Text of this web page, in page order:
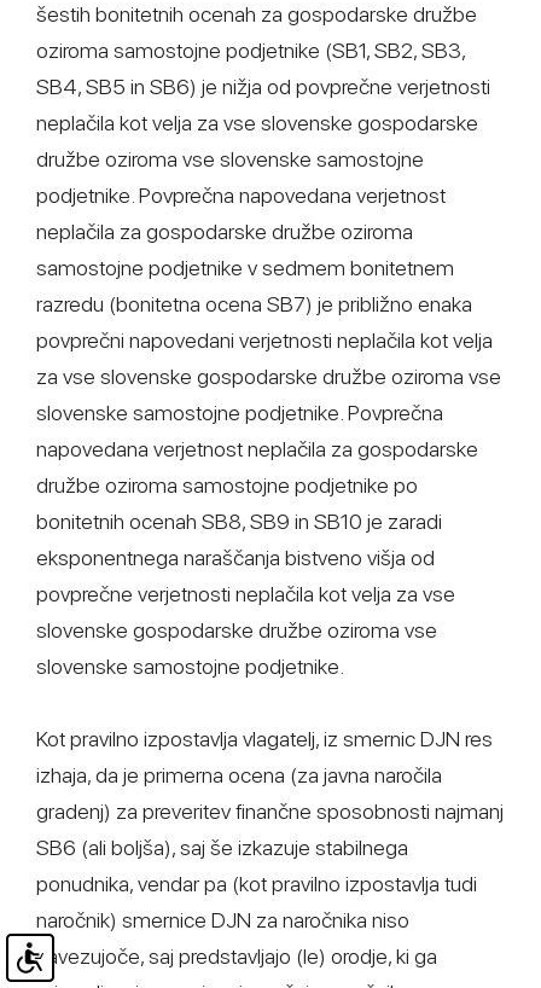
šestih bonitetnih ocenah za gospodarske družbe
oziroma samostojne podjetnike (SB1, SB2, SB3,
SB4, SB5 in SB6) je nižja od povprečne verjetnosti
neplačila kot velja za vse slovenske gospodarske
družbe oziroma vse slovenske samostojne
podjetnike. Povprečna napovedana verjetnost
neplačila za gospodarske družbe oziroma
samostojne podjetnike v sedmem bonitetnem
razredu (bonitetna ocena SB7) je približno enaka
povprečni napovedani verjetnosti neplačila kot velja
za vse slovenske gospodarske družbe oziroma vse
slovenske samostojne podjetnike. Povprečna
napovedana verjetnost neplačila za gospodarske
družbe oziroma samostojne podjetnike po
bonitetnih ocenah SB8, SB9 in SB10 je zaradi
eksponentnega naraščanja bistveno višja od
povprečne verjetnosti neplačila kot velja za vse
slovenske gospodarske družbe oziroma vse
slovenske samostojne podjetnike.
Kot pravilno izpostavlja vlagatelj, iz smernic DJN res
izhaja, da je primerna ocena (za javna naročila
gradenj) za preveritev finančne sposobnosti najmanj
SB6 (ali boljša), saj še izkazuje stabilnega
ponudnika, vendar pa (kot pravilno izpostavlja tudi
naročnik) smernice DJN za naročnika niso
zavezujoče, saj predstavljajo (le) orodje, ki ga